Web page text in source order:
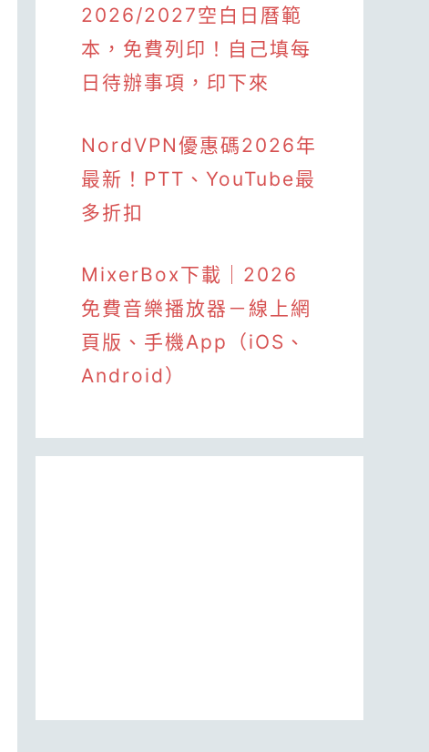
2026/2027空白日曆範
本，免費列印！自己填每
日待辦事項，印下來
NordVPN優惠碼2026年
最新！PTT、YouTube最
多折扣
MixerBox下載｜2026
免費音樂播放器－線上網
頁版、手機App（iOS、
Android）